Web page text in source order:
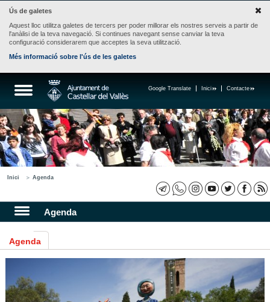
Ús de galetes
Aquest lloc utilitza galetes de tercers per poder millorar els nostres serveis a partir de
l'anàlisi de la teva navegació. Si continues navegant sense canviar la teva
configuració considerarem que acceptes la seva utilització.
Més informació sobre l'ús de les galetes
Contacte
Inici
Google Translate
Inici Agenda
Agenda
Agenda